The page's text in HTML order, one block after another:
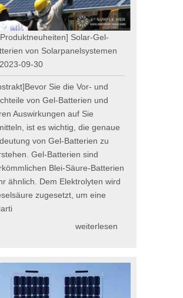
Solar-Gel-
von Solarpanelsystemen
2023-09-30
Sie die Vor- und
von Gel-Batterien und
Auswirkungen auf Sie
ist es wichtig, die genaue
von Gel-Batterien zu
Gel-Batterien sind
Blei-Säure-Batterien
ähnlich. Dem Elektrolyten wird
zugesetzt, um eine
weiterlesen